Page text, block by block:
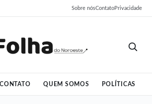
Sobre nósContatoPrivacidade
CONTATO QUEM SOMOS POLÍTICAS